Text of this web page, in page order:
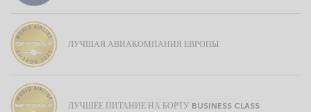
ЛУЧШАЯ АВИАКОМПАНИЯ ЕВРОПЫ
ЛУЧШЕЕ ПИТАНИЕ НА БОРТУ BUSINESS CLASS